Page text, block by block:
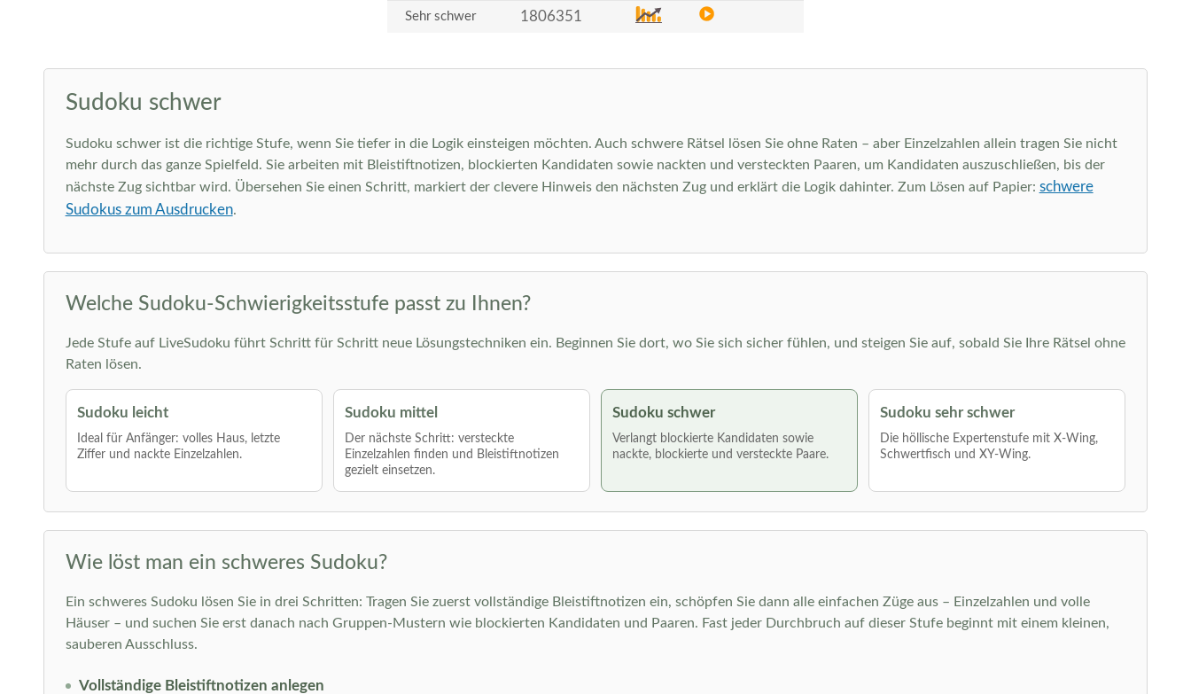
Sehr schwer 1806351
Sudoku schwer
Sudoku schwer ist die richtige Stufe, wenn Sie tiefer in die Logik einsteigen möchten. Auch schwere Rätsel lösen Sie ohne Raten – aber Einzelzahlen allein tragen Sie nicht
mehr durch das ganze Spielfeld. Sie arbeiten mit Bleistiftnotizen, blockierten Kandidaten sowie nackten und versteckten Paaren, um Kandidaten auszuschließen, bis der
nächste Zug sichtbar wird. Übersehen Sie einen Schritt, markiert der clevere Hinweis den nächsten Zug und erklärt die Logik dahinter. Zum Lösen auf Papier: schwere
Sudokus zum Ausdrucken.
Welche Sudoku-Schwierigkeitsstufe passt zu Ihnen?
Jede Stufe auf LiveSudoku führt Schritt für Schritt neue Lösungstechniken ein. Beginnen Sie dort, wo Sie sich sicher fühlen, und steigen Sie auf, sobald Sie Ihre Rätsel ohne
Raten lösen.
Sudoku leicht
Ideal für Anfänger: volles Haus, letzte
Ziffer und nackte Einzelzahlen.
Sudoku mittel
Der nächste Schritt: versteckte
Einzelzahlen finden und Bleistiftnotizen
gezielt einsetzen.
Sudoku schwer
Verlangt blockierte Kandidaten sowie
nackte, blockierte und versteckte Paare.
Sudoku sehr schwer
Die höllische Expertenstufe mit X-Wing,
Schwertfisch und XY-Wing.
Wie löst man ein schweres Sudoku?
Ein schweres Sudoku lösen Sie in drei Schritten: Tragen Sie zuerst vollständige Bleistiftnotizen ein, schöpfen Sie dann alle einfachen Züge aus – Einzelzahlen und volle
Häuser – und suchen Sie erst danach nach Gruppen-Mustern wie blockierten Kandidaten und Paaren. Fast jeder Durchbruch auf dieser Stufe beginnt mit einem kleinen,
sauberen Ausschluss.
Vollständige Bleistiftnotizen anlegen